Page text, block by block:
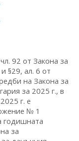
92 от Закона за
§29, ал. 6 от
на Закона за
за 2025 г., в
г. е
№ 1
годишната
за